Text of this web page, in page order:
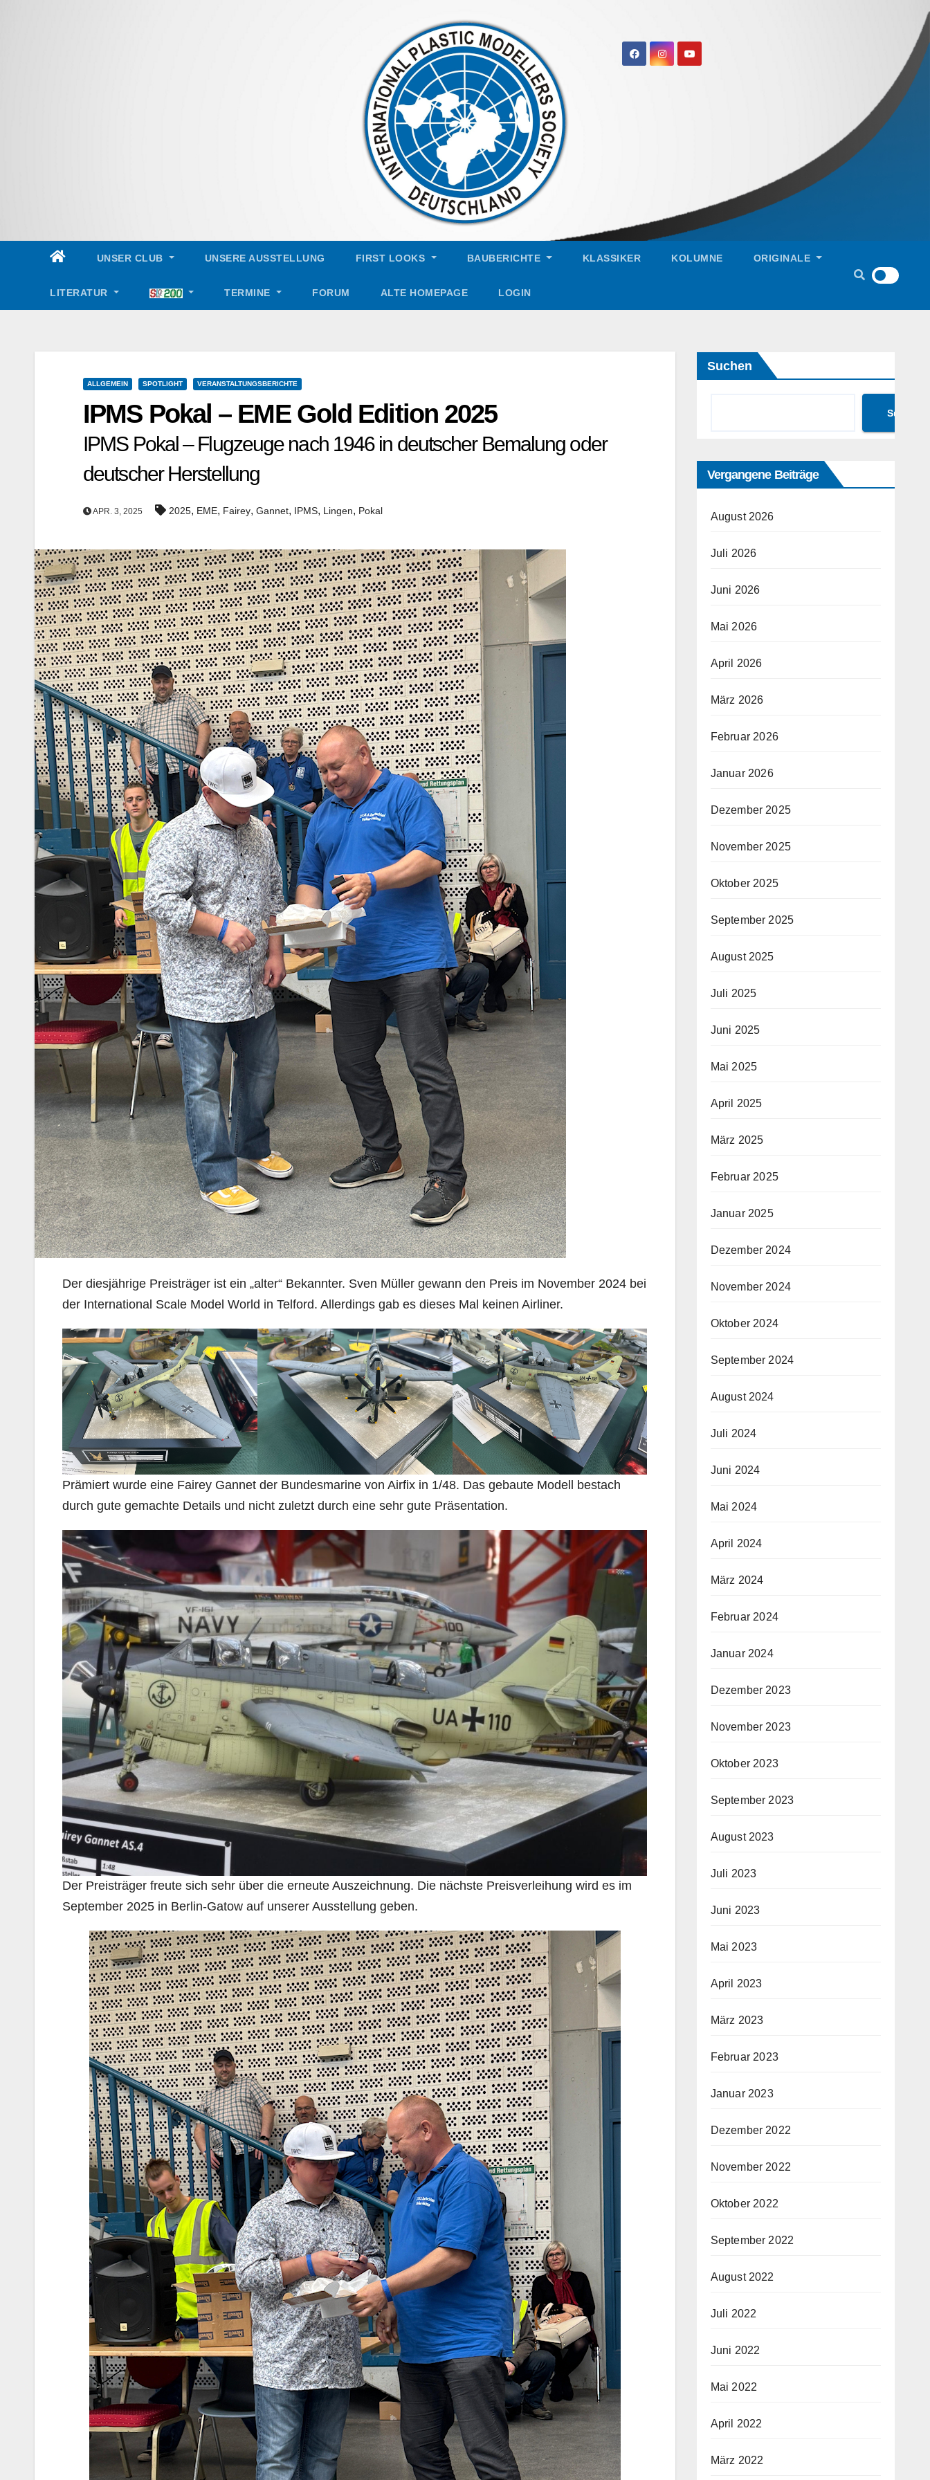
UNSER CLUB UNSERE AUSSTELLUNG FIRST LOOKS BAUBERICHTE KLASSIKER KOLUMNE ORIGINALE
LITERATUR TERMINE FORUM ALTE HOMEPAGE LOGIN
ALLGEMEIN SPOTLIGHT VERANSTALTUNGSBERICHTE
IPMS Pokal – EME Gold Edition 2025
IPMS Pokal – Flugzeuge nach 1946 in deutscher Bemalung oder
deutscher Herstellung
APR. 3, 2025 2025, EME, Fairey, Gannet, IPMS, Lingen, Pokal
Der diesjährige Preisträger ist ein „alter“ Bekannter. Sven Müller gewann den Preis im November 2024 bei
der International Scale Model World in Telford. Allerdings gab es dieses Mal keinen Airliner.
Prämiert wurde eine Fairey Gannet der Bundesmarine von Airfix in 1/48. Das gebaute Modell bestach
durch gute gemachte Details und nicht zuletzt durch eine sehr gute Präsentation.
Der Preisträger freute sich sehr über die erneute Auszeichnung. Die nächste Preisverleihung wird es im
September 2025 in Berlin-Gatow auf unserer Ausstellung geben.
Suchen
Suchen
Vergangene Beiträge
August 2026
Juli 2026
Juni 2026
Mai 2026
April 2026
März 2026
Februar 2026
Januar 2026
Dezember 2025
November 2025
Oktober 2025
September 2025
August 2025
Juli 2025
Juni 2025
Mai 2025
April 2025
März 2025
Februar 2025
Januar 2025
Dezember 2024
November 2024
Oktober 2024
September 2024
August 2024
Juli 2024
Juni 2024
Mai 2024
April 2024
März 2024
Februar 2024
Januar 2024
Dezember 2023
November 2023
Oktober 2023
September 2023
August 2023
Juli 2023
Juni 2023
Mai 2023
April 2023
März 2023
Februar 2023
Januar 2023
Dezember 2022
November 2022
Oktober 2022
September 2022
August 2022
Juli 2022
Juni 2022
Mai 2022
April 2022
März 2022